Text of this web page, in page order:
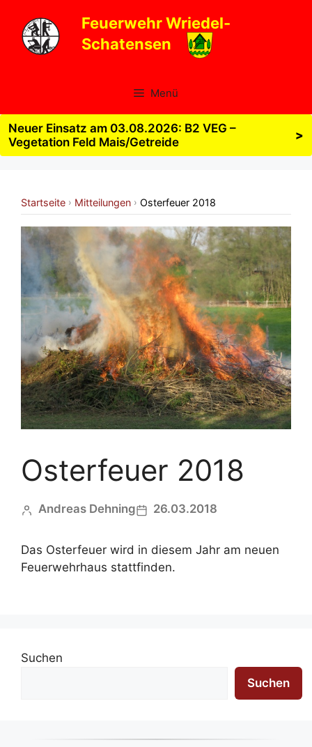
Inhalt
springen
Feuerwehr Wriedel-
Schatensen
Menü
Neuer Einsatz am 03.08.2026: B2 VEG –
Vegetation Feld Mais/Getreide
>
Startseite › Mitteilungen › Osterfeuer 2018
Osterfeuer 2018
Andreas Dehning 26.03.2018
Das Osterfeuer wird in diesem Jahr am neuen
Feuerwehrhaus stattfinden.
Suchen
Suchen